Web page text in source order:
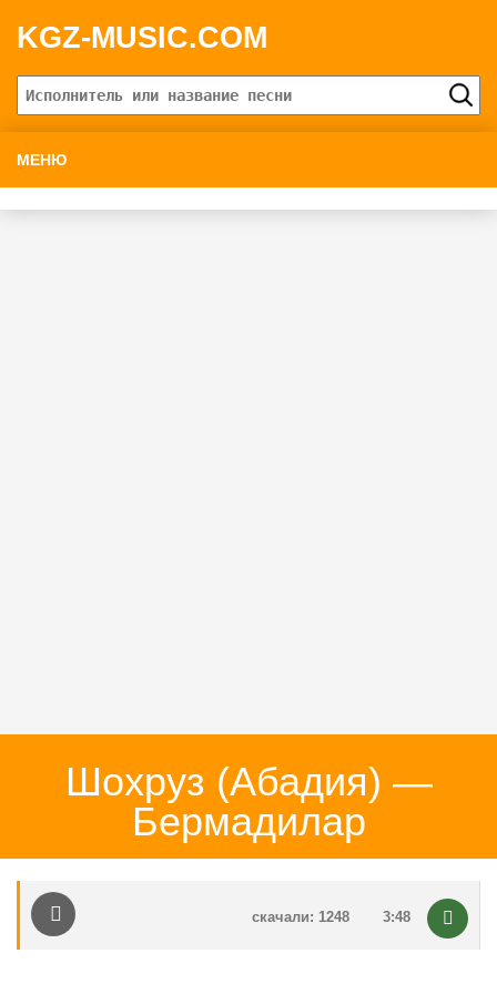
KGZ-MUSIC.COM
МЕНЮ
Шохруз (Aбадия) —
Бермадилар
3:48
скачали: 1248